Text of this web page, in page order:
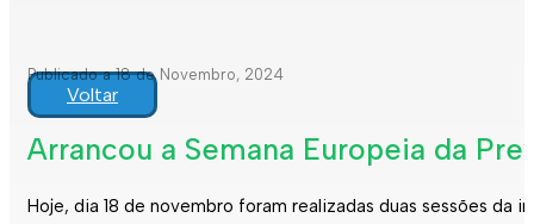
Publicado a 18 de Novembro, 2024
Voltar
Arrancou a Semana Europeia da
Hoje, dia 18 de novembro foram realizadas duas sessões da